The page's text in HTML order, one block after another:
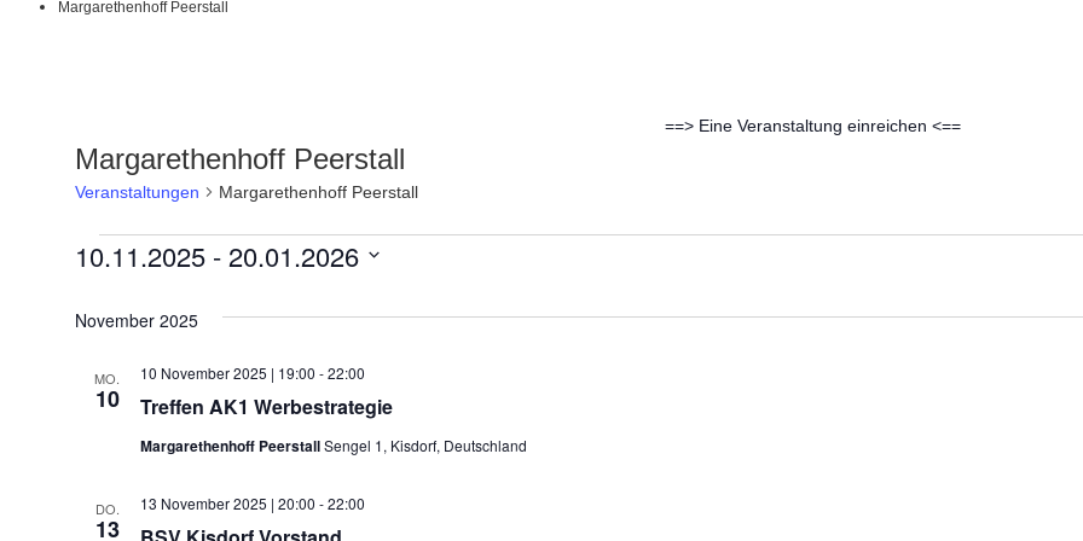
Margarethenhoff Peerstall
==> Eine Veranstaltung einreichen <==
Margarethenhoff Peerstall
Veranstaltungen Margarethenhoff Peerstall
Veranstaltungen
10.11.2025 - 20.01.2026
wählen.
November 2025
MO.
10 Treffen AK1 Werbestrategie
10 November 2025 | 19:00 -22:00
Margarethenhoff PeerstallSengel 1, Kisdorf, Deutschland
DO.
13
13 November 2025 | 20:00 -22:00